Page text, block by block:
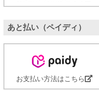
あと払い（ペイディ）
お支払い方法はこちら